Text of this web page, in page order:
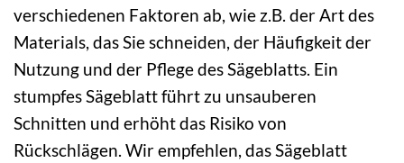
verschiedenen Faktoren ab, wie z.B. der Art des
Materials, das Sie schneiden, der Häufigkeit der
Nutzung und der Pflege des Sägeblatts. Ein
stumpfes Sägeblatt führt zu unsauberen
Schnitten und erhöht das Risiko von
Rückschlägen. Wir empfehlen, das Sägeblatt